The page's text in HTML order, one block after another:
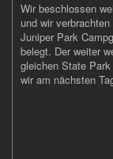
Wir beschlossen
und wir
Juniper Park
belegt. Der weiter
gleichen State
wir am nächsten